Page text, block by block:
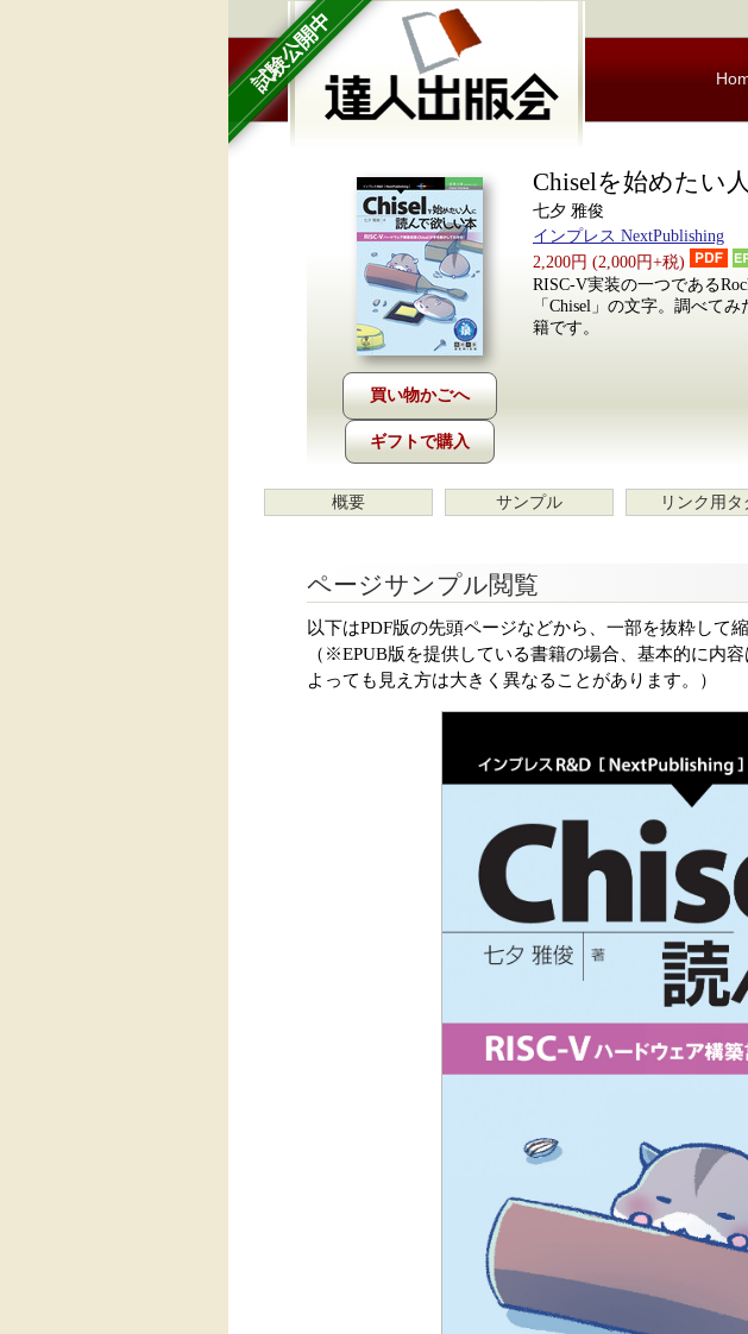
試験公開中
ギフトで購入
Chiselを始めたい
七夕 雅俊
インプレス NextPublishing
2,200円 (2,000円+税)
RISC-V実装の一つである
「Chisel」の文字。調べて
籍です。
概要 サンプル リンク用タ
ページサンプル閲覧
以下はPDF版の先頭ページなどから、一部を抜粋して
（※EPUB版を提供している書籍の場合、基本的に内
よっても見え方は大きく異なることがあります。）